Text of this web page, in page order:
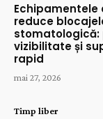
Echipamentele
reduce
stomatologică:
vizibilitate și
rapid
mai 27, 2026
Timp liber